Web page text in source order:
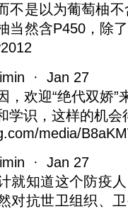
不是以为葡萄柚
当然含P450，除
· Jan 27
，欢迎“绝代双娇”
学识，这样的机会
media/
· Jan 27
就知道这个防疫
对抗世卫组织、